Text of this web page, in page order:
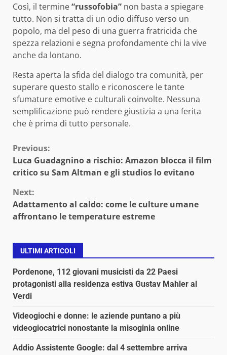
Così, il termine“russofobia” non basta a spiegare
tutto. Non si tratta di un odio diffuso verso un
popolo, ma del peso di una guerra fratricida che
spezza relazioni e segna profondamente chi la vive
anche da lontano.
Resta aperta la sfida del dialogo tra comunità, per
superare questo stallo e riconoscere le tante
sfumature emotive e culturali coinvolte. Nessuna
semplificazione può rendere giustizia a una ferita
che è prima di tutto personale.
Continue
Reading
Previous:
Luca Guadagnino a rischio: Amazon blocca il film
critico su Sam Altman e gli studios lo evitano
Next:
Adattamento al caldo: come le culture umane
affrontano le temperature estreme
ULTIMI ARTICOLI
Pordenone, 112 giovani musicisti da 22 Paesi
protagonisti alla residenza estiva Gustav Mahler al
Verdi
Videogiochi e donne: le aziende puntano a più
videogiocatrici nonostante la misoginia online
Addio Assistente Google: dal 4 settembre arriva